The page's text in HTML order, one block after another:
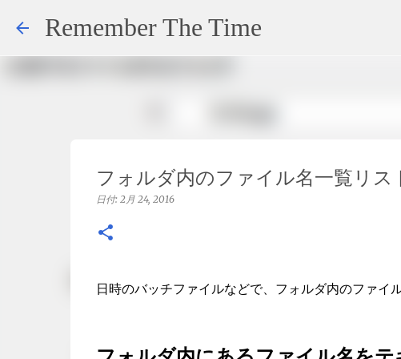
Remember The Time
フォルダ内のファイル名一覧リス
日付: 2月 24, 2016
日時のバッチファイルなどで、フォルダ内のファイ